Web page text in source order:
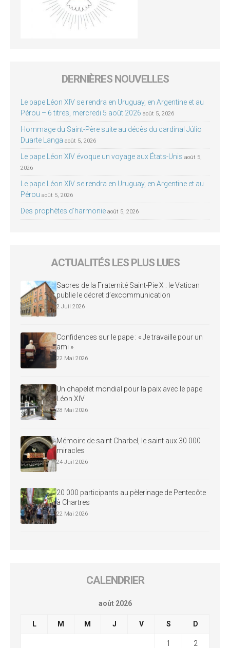
DERNIÈRES NOUVELLES
Le pape Léon XIV se rendra en Uruguay, en Argentine et au
Pérou – 6 titres, mercredi 5 août 2026 août 5, 2026
Hommage du Saint-Père suite au décès du cardinal Júlio
Duarte Langa août 5, 2026
Le pape Léon XIV évoque un voyage aux États-Unis août 5,
2026
Le pape Léon XIV se rendra en Uruguay, en Argentine et au
Pérou août 5, 2026
Des prophètes d’harmonie août 5, 2026
ACTUALITÉS LES PLUS LUES
Sacres de la Fraternité Saint-Pie X : le Vatican
publie le décret d’excommunication
2 Juil 2026
Confidences sur le pape : « Je travaille pour un
ami »
22 Mai 2026
Un chapelet mondial pour la paix avec le pape
Léon XIV
28 Mai 2026
Mémoire de saint Charbel, le saint aux 30 000
miracles
24 Juil 2026
20 000 participants au pèlerinage de Pentecôte
à Chartres
22 Mai 2026
CALENDRIER
août 2026
L M M J V S D
1 2